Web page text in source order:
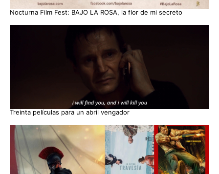
Nocturna Film Fest: BAJO LA ROSA, la flor de mi secreto
Treinta películas para un abril vengador